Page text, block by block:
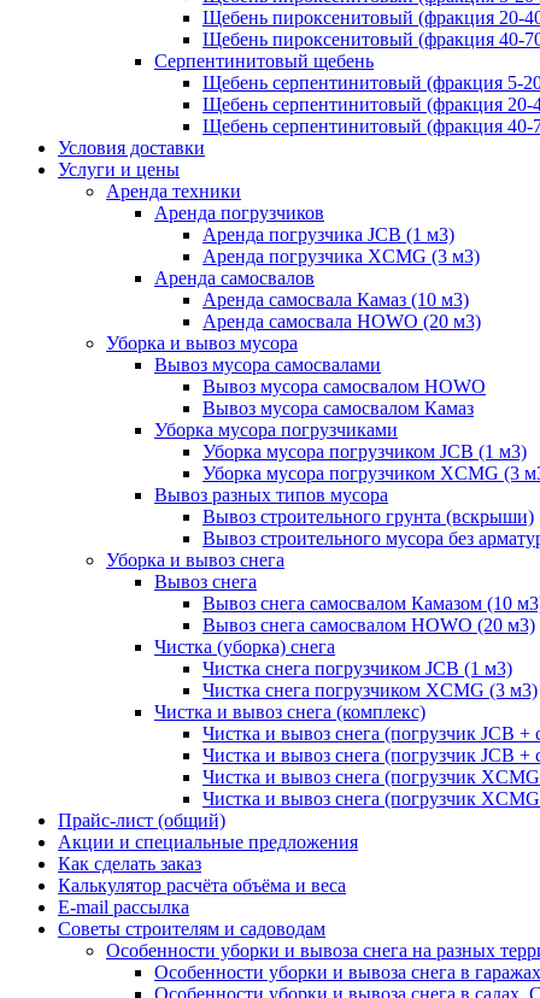
Щебень пироксенитовый (фракция 20-
Щебень пироксенитовый (фракция 40-
Серпентинитовый щебень
Щебень серпентинитовый (фракция 5-
Щебень серпентинитовый (фракция 20-
Щебень серпентинитовый (фракция 40-
Условия доставки
Услуги и цены
Аренда техники
Аренда погрузчиков
Аренда погрузчика JCB (1 м3)
Аренда погрузчика XCMG (3 м3)
Аренда самосвалов
Аренда самосвала Камаз (10 м3)
Аренда самосвала HOWO (20 м3)
Уборка и вывоз мусора
Вывоз мусора самосвалами
Вывоз мусора самосвалом HOWO
Вывоз мусора самосвалом Камаз
Уборка мусора погрузчиками
Уборка мусора погрузчиком JCB (1 м3)
Уборка мусора погрузчиком XCMG (3
Вывоз разных типов мусора
Вывоз строительного грунта (вскрыши)
Вывоз строительного мусора без
Уборка и вывоз снега
Вывоз снега
Вывоз снега самосвалом Камазом (10
Вывоз снега самосвалом HOWO (20 м3)
Чистка (уборка) снега
Чистка снега погрузчиком JCB (1 м3)
Чистка снега погрузчиком XCMG (3 м3)
Чистка и вывоз снега (комплекс)
Чистка и вывоз снега (погрузчик JCB +
Чистка и вывоз снега (погрузчик JCB +
Чистка и вывоз снега (погрузчик
Чистка и вывоз снега (погрузчик
Прайс-лист (общий)
Акции и специальные предложения
Как сделать заказ
Калькулятор расчёта объёма и веса
E-mail рассылка
Советы строителям и садоводам
Особенности уборки и вывоза снега на разных
Особенности уборки и вывоза снега в
Особенности уборки и вывоза снега в садах,